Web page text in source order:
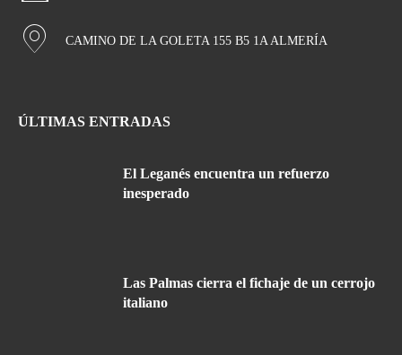
CAMINO DE LA GOLETA 155 B5 1A ALMERÍA
ÚLTIMAS ENTRADAS
El Leganés encuentra un refuerzo
inesperado
Las Palmas cierra el fichaje de un cerrojo
italiano